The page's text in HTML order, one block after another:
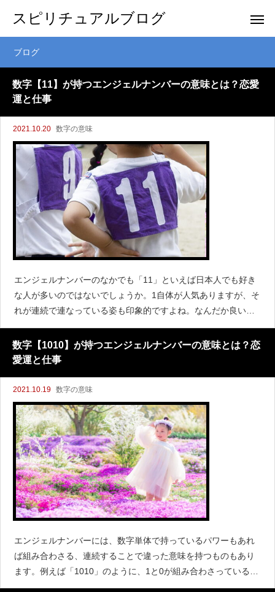
スピリチュアルブログ
ブログ
数字【11】が持つエンジェルナンバーの意味とは？恋愛
運と仕事
2021.10.20 数字の意味
エンジェルナンバーのなかでも「11」といえば日本人でも好き
な人が多いのではないでしょうか。1自体が人気ありますが、そ
れが連続で連なっている姿も印象的ですよね。なんだか良いこ
とがたくさんあるのでは？と思える数字です。そんなエンジェ
ルナンバー11にはどんな意味があるのか、わかりやすく解説
数字【1010】が持つエンジェルナンバーの意味とは？恋
愛運と仕事
2021.10.19 数字の意味
エンジェルナンバーには、数字単体で持っているパワーもあれ
ば組み合わさる、連続することで違った意味を持つものもあり
ます。例えば「1010」のように、1と0が組み合わさっている文
字列を見るとどんな意味があるのだろう？と考える人も多いの